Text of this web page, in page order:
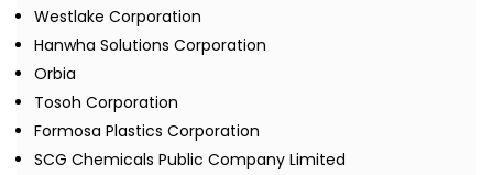
Westlake Corporation
Hanwha Solutions Corporation
Orbia
Tosoh Corporation
Formosa Plastics Corporation
SCG Chemicals Public Company Limited